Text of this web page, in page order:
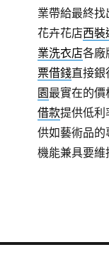
業帶給最終找
花卉花店西裝
業洗衣店各廠
票借錢直接銀
園最實在的
借款提供低利
供如藝術品
機能兼具要